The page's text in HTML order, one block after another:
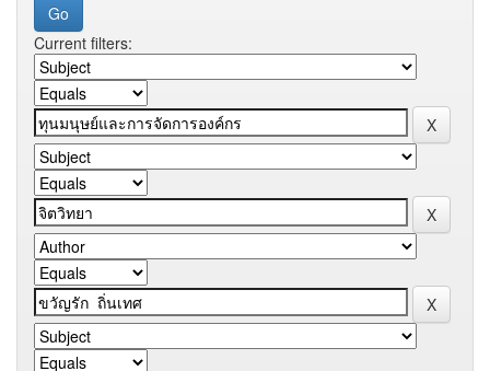
Current filters: